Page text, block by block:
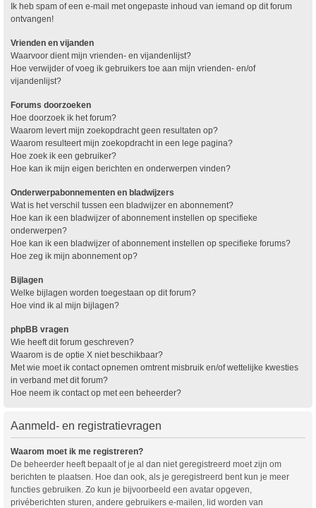
Ik heb spam of een e-mail met ongepaste inhoud van iemand op dit forum
ontvangen!
Vrienden en vijanden
Waarvoor dient mijn vrienden- en vijandenlijst?
Hoe verwijder of voeg ik gebruikers toe aan mijn vrienden- en/of
vijandenlijst?
Forums doorzoeken
Hoe doorzoek ik het forum?
Waarom levert mijn zoekopdracht geen resultaten op?
Waarom resulteert mijn zoekopdracht in een lege pagina?
Hoe zoek ik een gebruiker?
Hoe kan ik mijn eigen berichten en onderwerpen vinden?
Onderwerpabonnementen en bladwijzers
Wat is het verschil tussen een bladwijzer en abonnement?
Hoe kan ik een bladwijzer of abonnement instellen op specifieke
onderwerpen?
Hoe kan ik een bladwijzer of abonnement instellen op specifieke forums?
Hoe zeg ik mijn abonnement op?
Bijlagen
Welke bijlagen worden toegestaan op dit forum?
Hoe vind ik al mijn bijlagen?
phpBB vragen
Wie heeft dit forum geschreven?
Waarom is de optie X niet beschikbaar?
Met wie moet ik contact opnemen omtrent misbruik en/of wettelijke kwesties
in verband met dit forum?
Hoe neem ik contact op met een beheerder?
Aanmeld- en registratievragen
Waarom moet ik me registreren?
De beheerder heeft bepaalt of je al dan niet geregistreerd moet zijn om
berichten te plaatsen. Hoe dan ook, als je geregistreerd bent kun je meer
functies gebruiken. Zo kun je bijvoorbeeld een avatar opgeven,
privéberichten sturen, andere gebruikers e-mailen, lid worden van